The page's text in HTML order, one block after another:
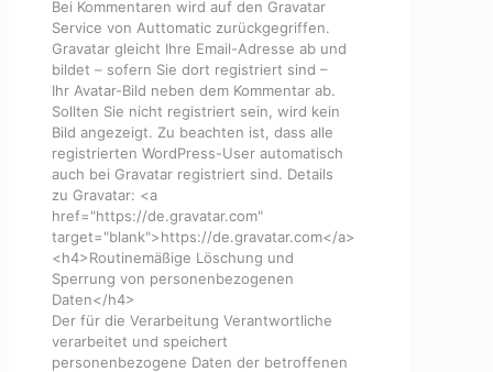
Bei Kommentaren wird auf den Gravatar
Service von Auttomatic zurückgegriffen.
Gravatar gleicht Ihre Email-Adresse ab und
bildet – sofern Sie dort registriert sind –
Ihr Avatar-Bild neben dem Kommentar ab.
Sollten Sie nicht registriert sein, wird kein
Bild angezeigt. Zu beachten ist, dass alle
registrierten WordPress-User automatisch
auch bei Gravatar registriert sind. Details
zu Gravatar: <a
href="https://de.gravatar.com"
target="blank">https://de.gravatar.com</a>
<h4>Routinemäßige Löschung und
Sperrung von personenbezogenen
Daten</h4>
Der für die Verarbeitung Verantwortliche
verarbeitet und speichert
personenbezogene Daten der betroffenen